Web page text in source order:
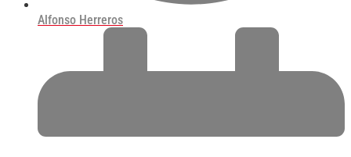
Alfonso Herreros